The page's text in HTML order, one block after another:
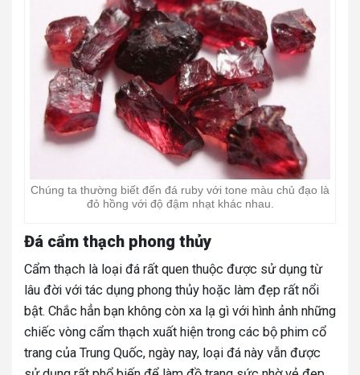
Chúng ta thường biết đến đá ruby với tone màu chủ đạo là
đỏ hồng với độ đậm nhạt khác nhau.
Đá cẩm thạch phong thủy
Cẩm thạch là loại đá rất quen thuộc được sử dụng từ
lâu đời với tác dụng phong thủy hoặc làm đẹp rất nổi
bật. Chắc hẳn bạn không còn xa lạ gì với hình ảnh những
chiếc vòng cẩm thạch xuất hiện trong các bộ phim cổ
trang của Trung Quốc, ngày nay, loại đá này vẫn được